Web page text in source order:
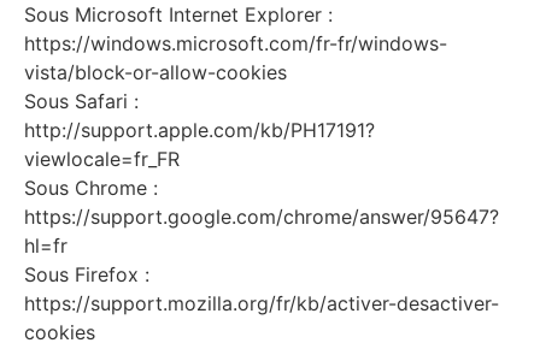
Sous Microsoft Internet Explorer :
https://windows.microsoft.com/fr-fr/windows-
vista/block-or-allow-cookies
Sous Safari :
http://support.apple.com/kb/PH17191?
viewlocale=fr_FR
Sous Chrome :
https://support.google.com/chrome/answer/95647?
hl=fr
Sous Firefox :
https://support.mozilla.org/fr/kb/activer-desactiver-
cookies